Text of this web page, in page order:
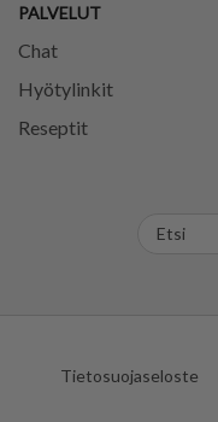
PALVELUT
Chat
Hyötylinkit
Reseptit
Tietosuojaseloste